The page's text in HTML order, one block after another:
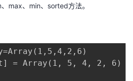
max、min、sorted方法。
= Array(1, 5, 4, 2, 6)